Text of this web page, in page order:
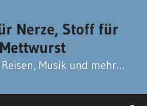
Nerze, Stoff für
Mettwurst
Musik und mehr…